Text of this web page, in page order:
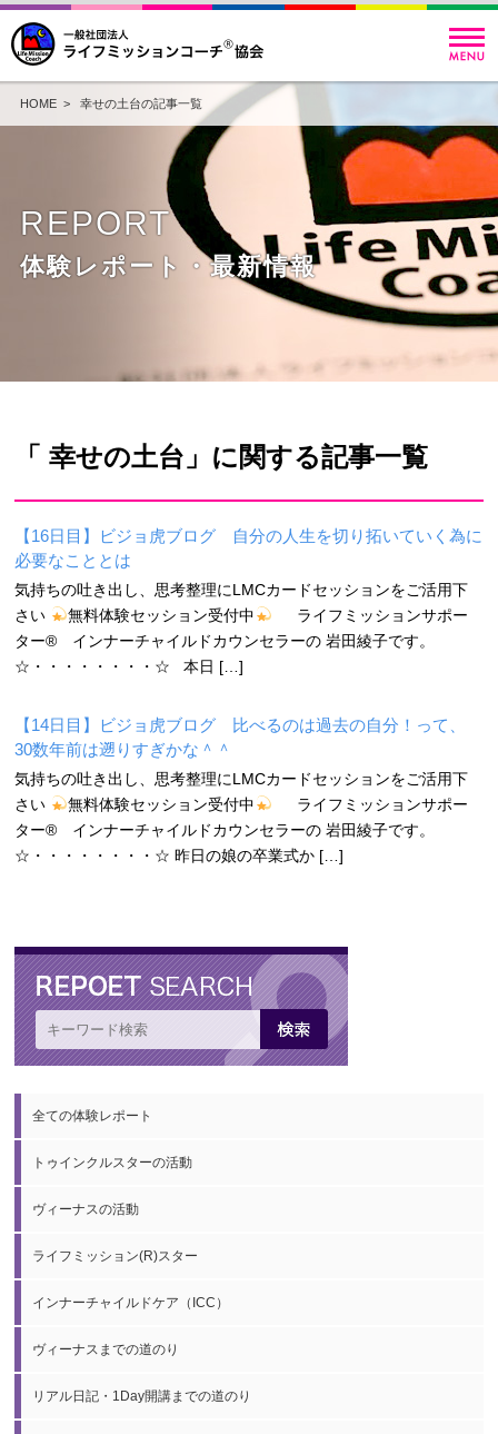
HOME> 幸せの土台の記事一覧
REPORT
体験レポート・最新情報
「 幸せの土台」に関する記事一覧
【16日目】ビジョ虎ブログ 自分の人生を切り拓いていく為に
必要なこととは
気持ちの吐き出し、思考整理にLMCカードセッションをご活用下
さい
無料体験セッション受付中
ライフミッションサポー
ター® インナーチャイルドカウンセラーの 岩田綾子です。
☆・・・・・・・・☆ 本日 […]
【14日目】ビジョ虎ブログ 比べるのは過去の自分！って、
30数年前は遡りすぎかな＾＾
気持ちの吐き出し、思考整理にLMCカードセッションをご活用下
さい
無料体験セッション受付中
ライフミッションサポー
ター® インナーチャイルドカウンセラーの 岩田綾子です。
☆・・・・・・・・☆ 昨日の娘の卒業式か […]
全ての体験レポート
トゥインクルスターの活動
ヴィーナスの活動
ライフミッション(R)スター
インナーチャイルドケア（ICC）
ヴィーナスまでの道のり
リアル日記・1Day開講までの道のり